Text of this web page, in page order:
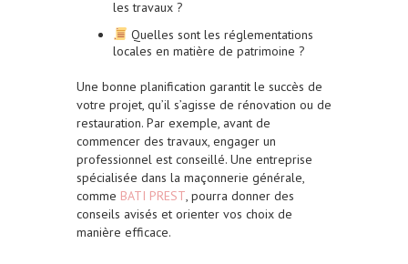
les travaux ?
Quelles sont les réglementations
locales en matière de patrimoine ?
Une bonne planification garantit le succès de
votre projet, qu’il s’agisse de rénovation ou de
restauration. Par exemple, avant de
commencer des travaux, engager un
professionnel est conseillé. Une entreprise
spécialisée dans la maçonnerie générale,
comme BATI PREST, pourra donner des
conseils avisés et orienter vos choix de
manière efficace.